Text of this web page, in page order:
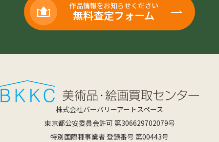
作品情報をお知らせください
無料査定フォーム
株式会社バーバリーアートスペース
東京都公安委員会許可 第306629702079号
特別国際種事業者 登録番号 第00443号